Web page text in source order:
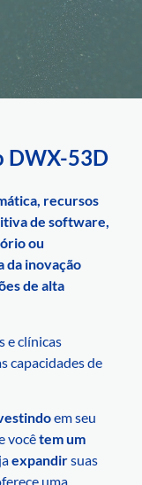
DWX-53D
recursos
de software,
ou
da inovação
de alta
e clínicas
capacidades de
em seu
vocêtem um
expandirsuas
uma